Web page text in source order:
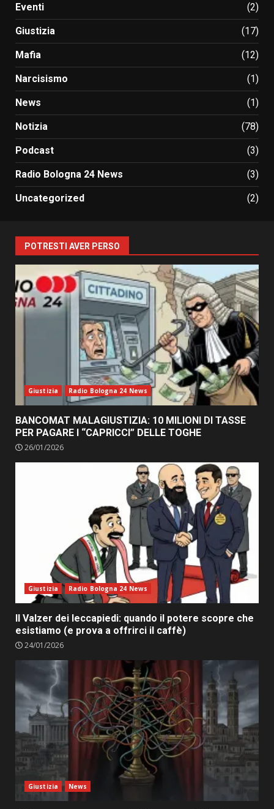
Eventi (2)
Giustizia (17)
Mafia (12)
Narcisismo (1)
News (1)
Notizia (78)
Podcast (3)
Radio Bologna 24 News (3)
Uncategorized (2)
POTRESTI AVER PERSO
Giustizia Radio Bologna 24 News
BANCOMAT MALAGIUSTIZIA: 10 MILIONI DI TASSE
PER PAGARE I “CAPRICCI” DELLE TOGHE
26/01/2026
Giustizia Radio Bologna 24 News
Il Valzer dei leccapiedi: quando il potere scopre che
esistiamo (e prova a offrirci il caffè)
24/01/2026
Giustizia News